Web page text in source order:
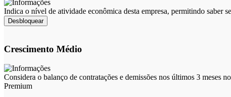
Indica o nível de atividade econômica desta empresa, permitindo saber
Desbloquear
Crescimento Médio
Considera o balanço de contratações e demissões nos últimos 3 meses
Premium